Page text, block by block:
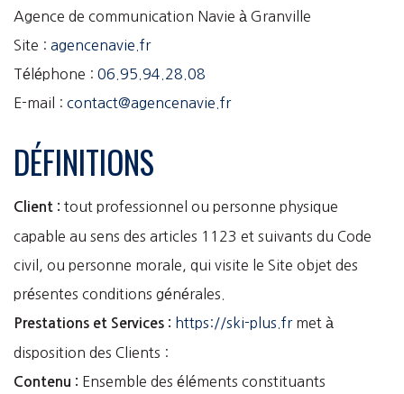
Agence de communication Navie à Granville
Site : agencenavie.fr
Téléphone : 06.95.94.28.08
E-mail : contact@agencenavie.fr
DÉFINITIONS
Client : tout professionnel ou personne physique
capable au sens des articles 1123 et suivants du Code
civil, ou personne morale, qui visite le Site objet des
présentes conditions générales.
Prestations et Services : https://ski-plus.frmet à
disposition des Clients :
Contenu : Ensemble des éléments constituants